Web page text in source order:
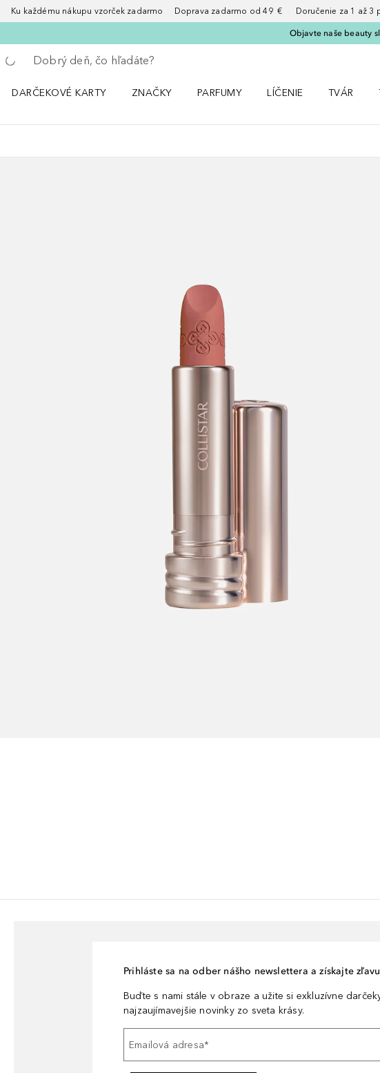
Ku každému nákupu vzorček zadarmo Doprava zadarmo od 49 € Doručenie za 1 až 3
Objavte naše beauty
Choď späť
Vykonajte vyhľadávanie
DARČEKOVÉ KARTY
ZNAČKY
PARFUMY
LÍČENIE
TVÁR
Prihláste sa na odber nášho newslettera a získajte
Buďte s nami stále v obraze a užite si exkluzívne
najzaujímavejšie novinky zo sveta krásy.
Emailová adresa*